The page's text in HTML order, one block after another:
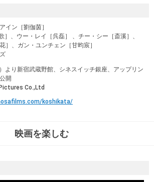
イン［劉伽茵］
、ウー・レイ［呉磊］ 、チー・シー［斎溪］、
］、ガン・ユンチェン［甘昀宸］
より新宿武蔵野館、シネスイッチ銀座、アップリン
開
Co.,Ltd
koshikata/
映画を楽しむ